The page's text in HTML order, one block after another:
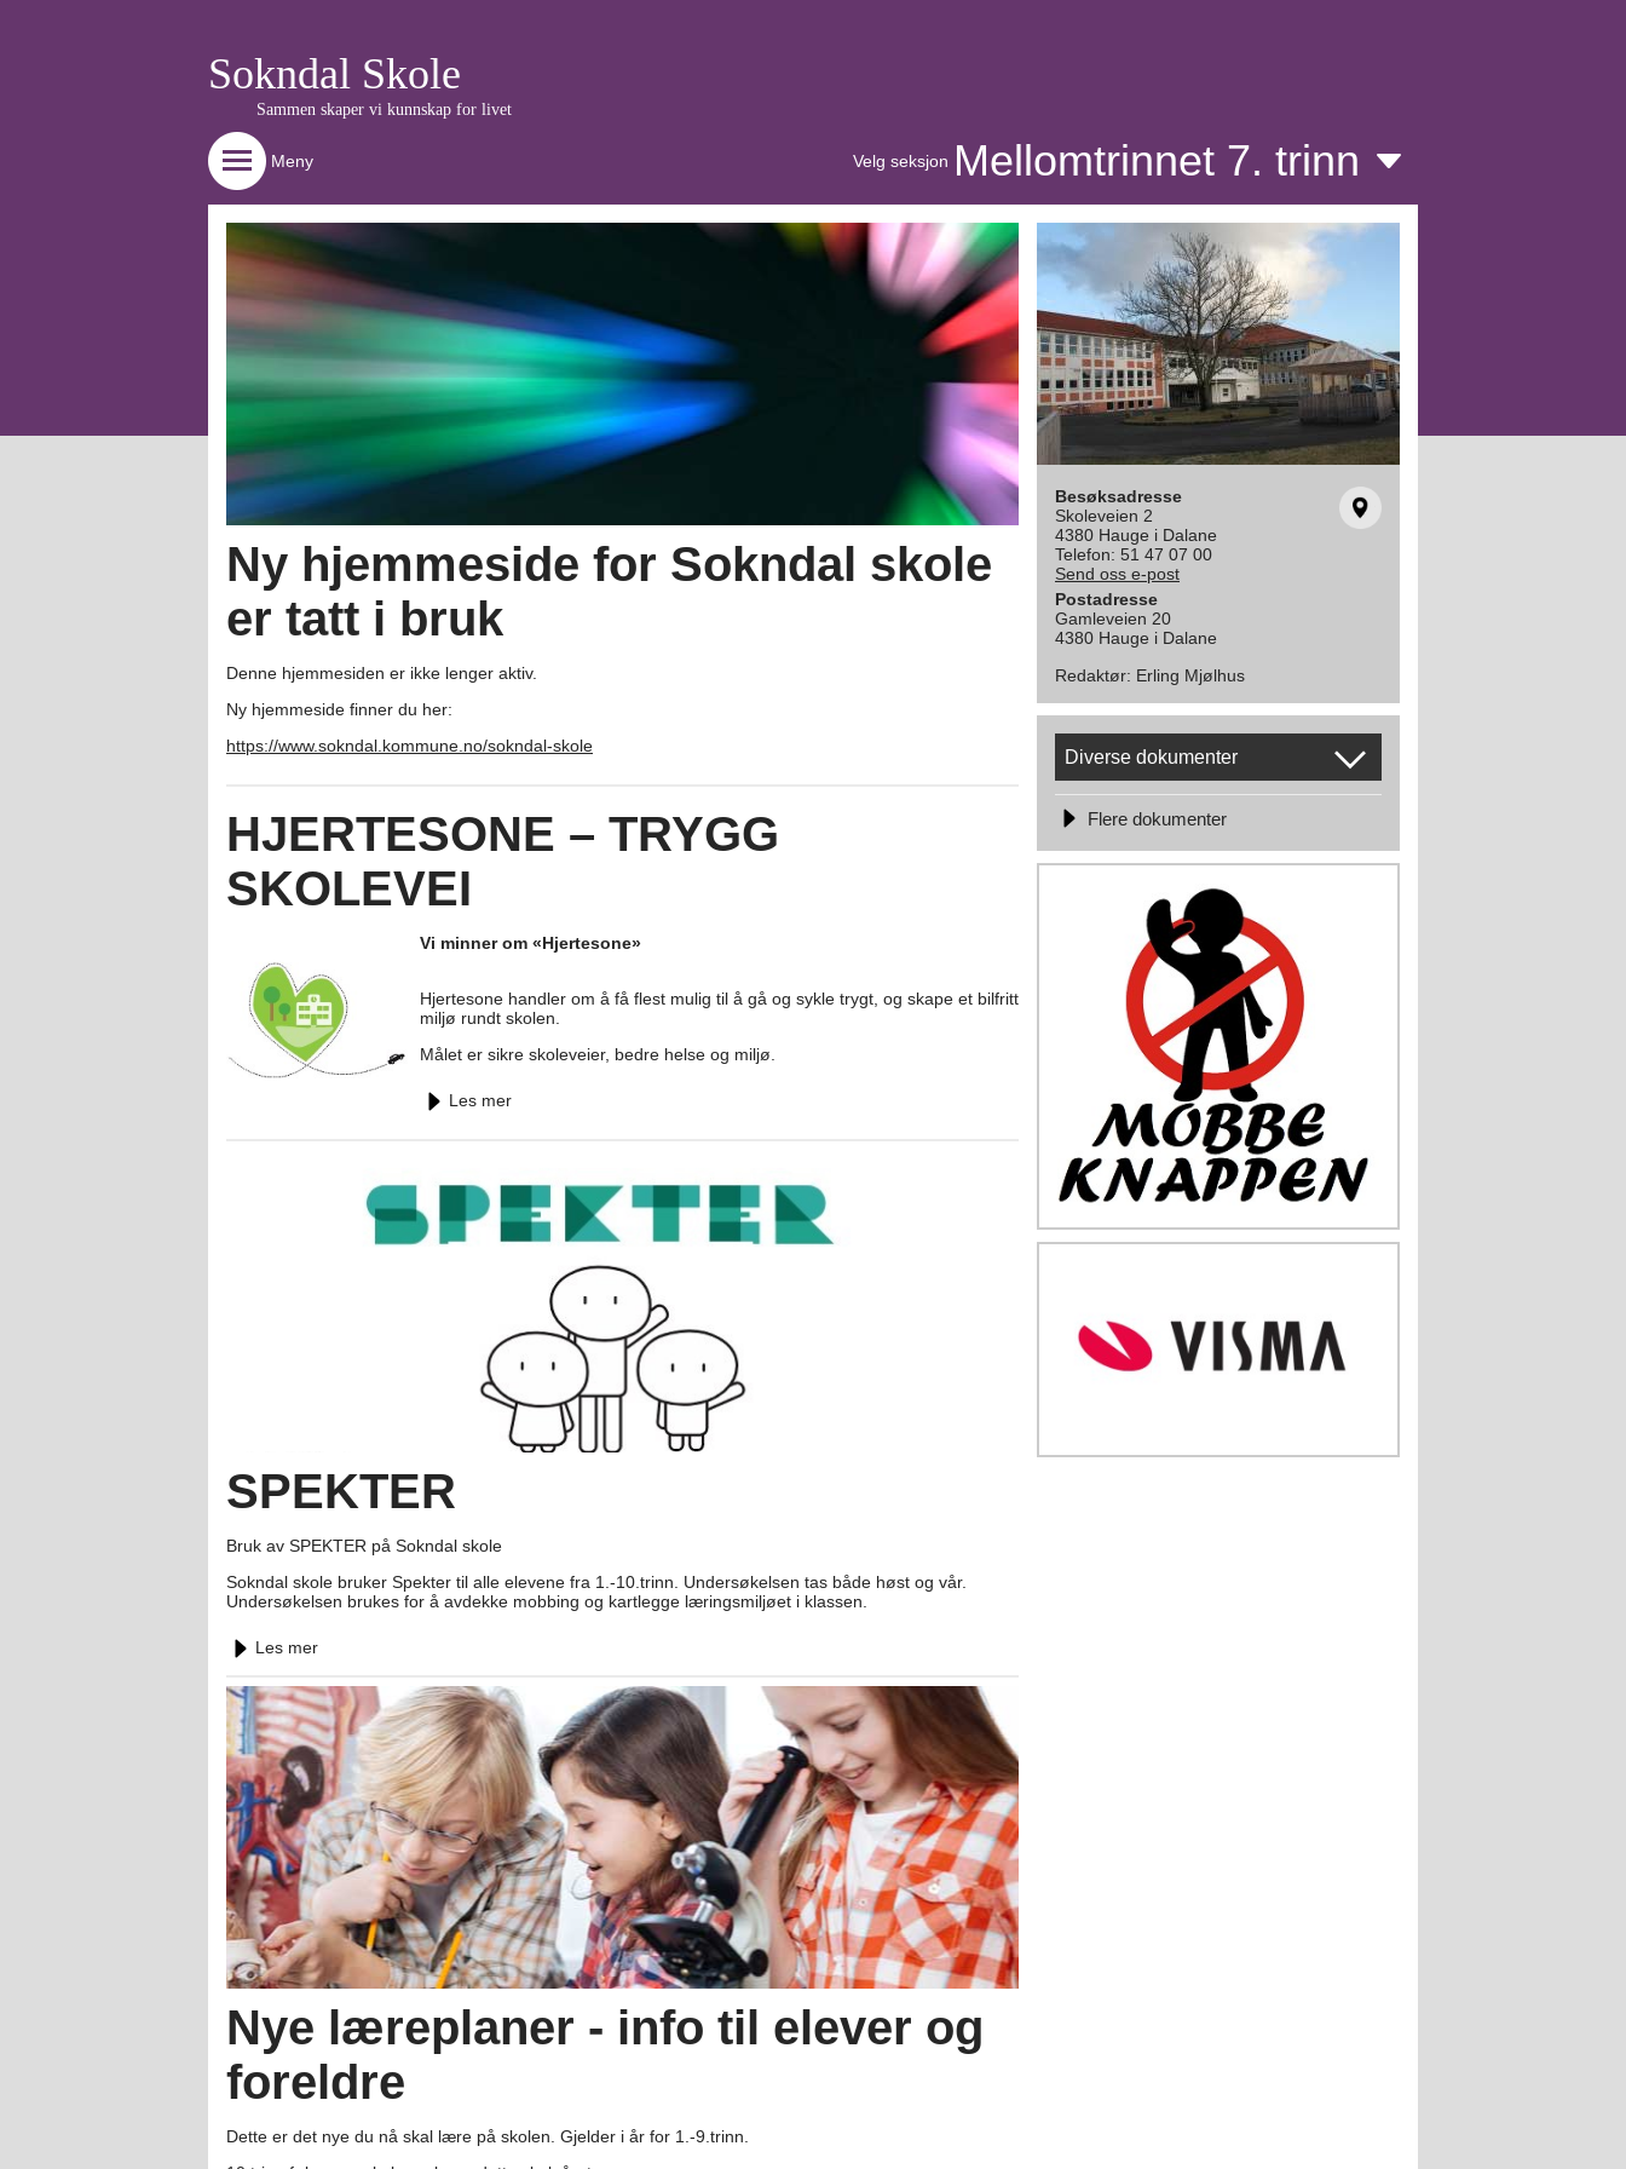
Sokndal Skole
Sammen skaper vi kunnskap for livet
Meny Velg seksjon Mellomtrinnet 7. trinn
Besøksadresse
Skoleveien 2
4380 Hauge i Dalane
Telefon: 51 47 07 00
Send oss e-post
Postadresse
Gamleveien 20
4380 Hauge i Dalane
Redaktør: Erling Mjølhus
Diverse dokumenter
Flere dokumenter
Ny hjemmeside for Sokndal skole
er tatt i bruk
Denne hjemmesiden er ikke lenger aktiv.
Ny hjemmeside finner du her:
https://www.sokndal.kommune.no/sokndal-skole
HJERTESONE – TRYGG
SKOLEVEI
Vi minner om «Hjertesone»
Hjertesone handler om å få flest mulig til å gå og sykle trygt, og skape et bilfritt
miljø rundt skolen.
Målet er sikre skoleveier, bedre helse og miljø.
Les mer
SPEKTER
Bruk av SPEKTER på Sokndal skole
Sokndal skole bruker Spekter til alle elevene fra 1.-10.trinn. Undersøkelsen tas både høst og vår.
Undersøkelsen brukes for å avdekke mobbing og kartlegge læringsmiljøet i klassen.
Les mer
Nye læreplaner - info til elever og
foreldre
Dette er det nye du nå skal lære på skolen. Gjelder i år for 1.-9.trinn.